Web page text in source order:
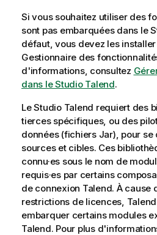
Si vous souhaitez utiliser des
sont pas embarquées dans le
défaut, vous devez les
Gestionnaire des
d'informations, consultez
dans le Studio Talend.
LeStudio Talend requiert des
tierces spécifiques, ou des
données (fichiers Jar), pour se
sources et cibles. Ces
connu·es sous le nom de
requis·es par certains
de connexion Talend. À cause
restrictions de licences, Talend
embarquer certains modules
Talend. Pour plus